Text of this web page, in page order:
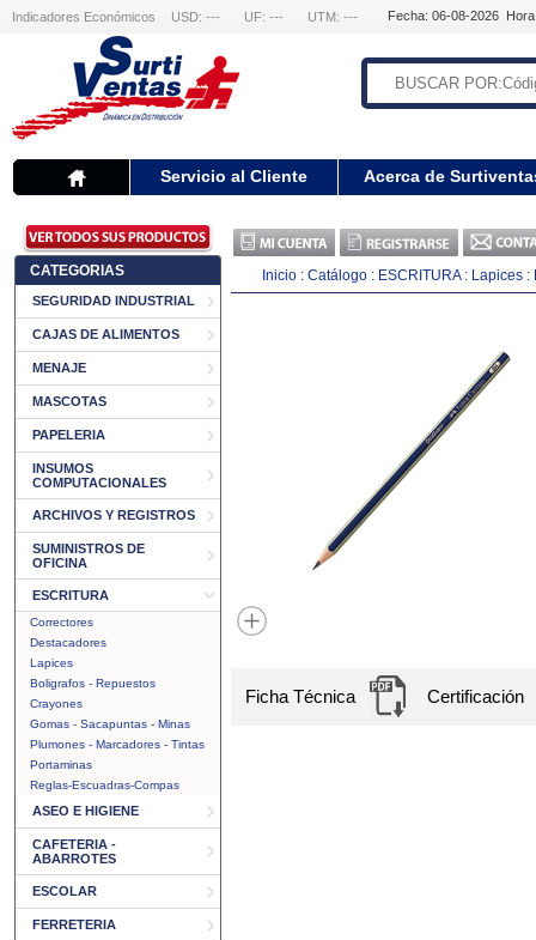
Indicadores Económicos USD: --- UF: --- UTM: --- Fecha: 06-08-2026
Servicio al Cliente Acerca de
CATEGORIAS
SEGURIDAD INDUSTRIAL
CAJAS DE ALIMENTOS
MENAJE
MASCOTAS
PAPELERIA
INSUMOS
COMPUTACIONALES
ARCHIVOS Y REGISTROS
SUMINISTROS DE
OFICINA
ESCRITURA
Correctores
Destacadores
Lapices
Boligrafos - Repuestos
Crayones
Gomas - Sacapuntas - Minas
Plumones - Marcadores - Tintas
Portaminas
Reglas-Escuadras-Compas
ASEO E HIGIENE
CAFETERIA -
ABARROTES
ESCOLAR
FERRETERIA
Inicio : Catálogo : ESCRITURA: Lapices :
Ficha Técnica Certificación